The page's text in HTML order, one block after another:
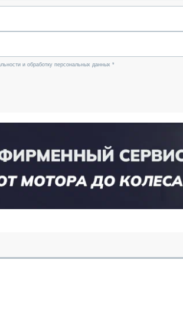
и обработку персональных данных *